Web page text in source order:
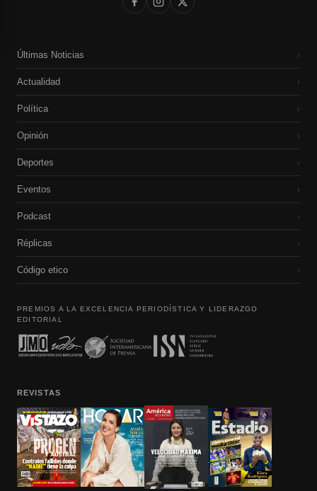
Últimas Noticias ›
Actualidad ›
Política ›
Opinión ›
Deportes ›
Eventos ›
Podcast ›
Réplicas ›
Código etico ›
PREMIOS A LA EXCELENCIA PERIODÍSTICA Y LIDERAZGO
EDITORIAL
REVISTAS